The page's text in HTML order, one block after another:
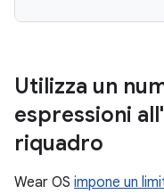
Utilizza un
espressioni
riquadro
Wear OS impone un